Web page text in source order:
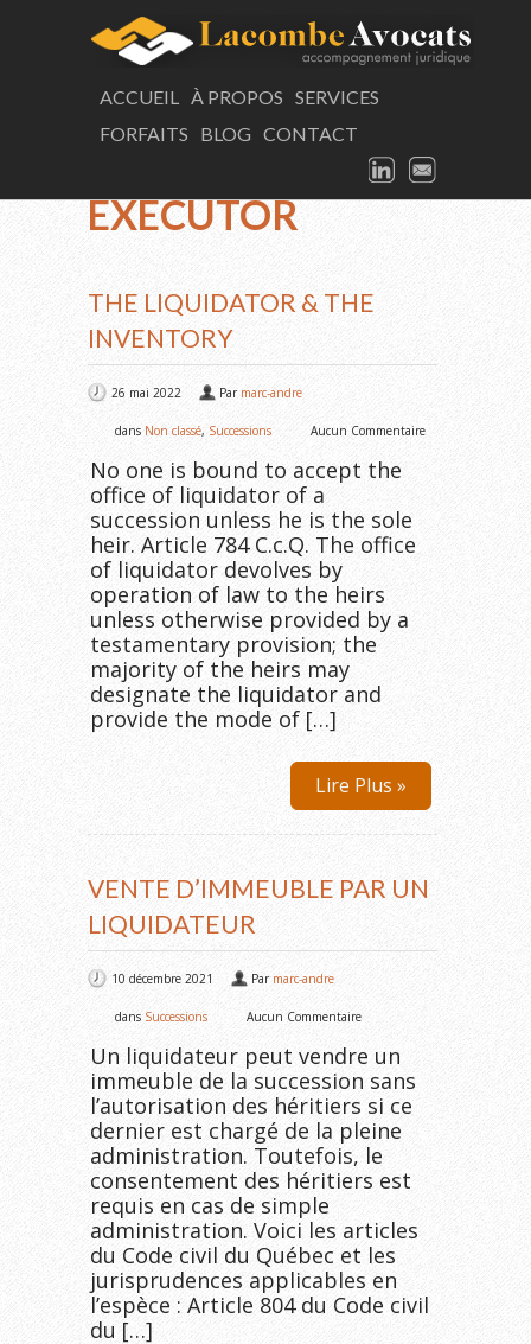
ACCUEIL À PROPOS SERVICES
FORFAITS
BLOG CONTACT
LINKEDIN
TAG ARCHIVES:
EXECUTOR
THE LIQUIDATOR & THE
INVENTORY
26 mai 2022 Par marc-andre
dans Non classé, Successions Aucun Commentaire
No one is bound to accept the
office of liquidator of a
succession unless he is the sole
heir. Article 784 C.c.Q. The office
of liquidator devolves by
operation of law to the heirs
unless otherwise provided by a
testamentary provision; the
majority of the heirs may
designate the liquidator and
provide the mode of […]
Lire Plus »
VENTE D’IMMEUBLE PAR UN
LIQUIDATEUR
10 décembre 2021 Par marc-andre
dans Successions Aucun Commentaire
Un liquidateur peut vendre un
immeuble de la succession sans
l’autorisation des héritiers si ce
dernier est chargé de la pleine
administration. Toutefois, le
consentement des héritiers est
requis en cas de simple
administration. Voici les articles
du Code civil du Québec et les
jurisprudences applicables en
l’espèce : Article 804 du Code civil
du […]